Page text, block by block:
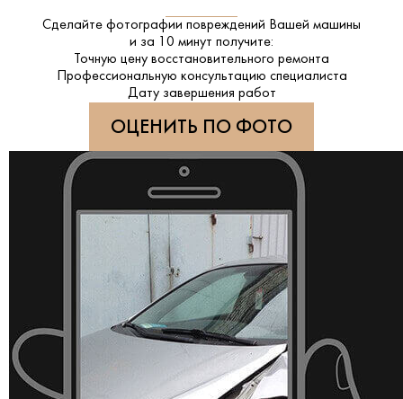
Сделайте фотографии повреждений Вашей машины
и за
10 минут получите:
Точную цену восстановительного ремонта
Профессиональную консультацию специалиста
Дату завершения работ
ОЦЕНИТЬ ПО ФОТО